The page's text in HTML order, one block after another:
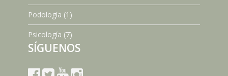
Podología (1)
Psicología (7)
SÍGUENOS